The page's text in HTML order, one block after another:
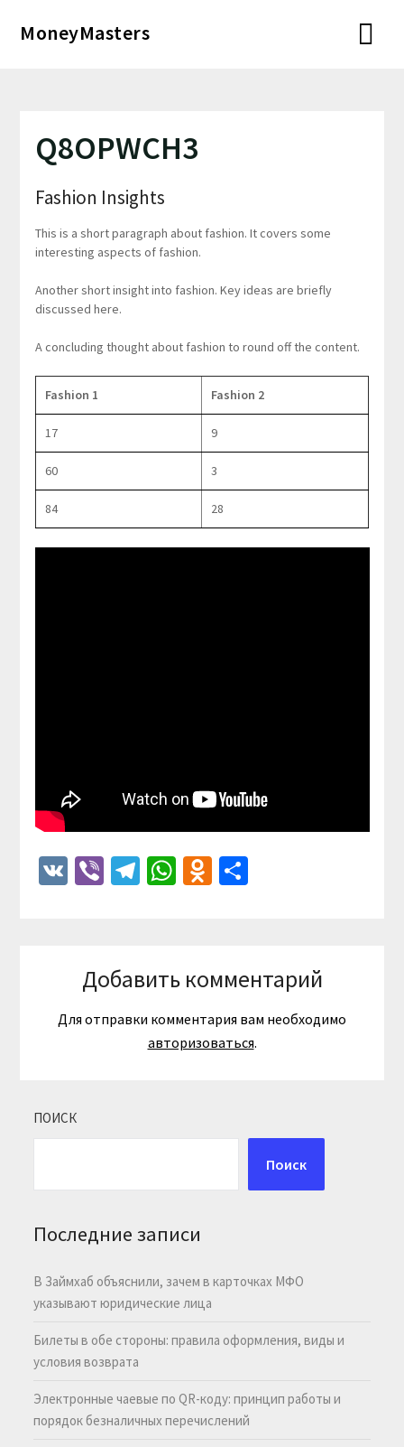
MoneyMasters
Q8OPWCH3
Fashion Insights
This is a short paragraph about fashion. It covers some
interesting aspects of fashion.
Another short insight into fashion. Key ideas are briefly
discussed here.
A concluding thought about fashion to round off the content.
Fashion 1 Fashion 2
17 9
60 3
84 28
VKViberTelegram
WhatsApp
Odnoklassniki
Отправить
Добавить комментарий
Для отправки комментария вам необходимо
авторизоваться.
ПОИСК
Поиск
Последние записи
В Займхаб объяснили, зачем в карточках МФО
указывают юридические лица
Билеты в обе стороны: правила оформления, виды и
условия возврата
Электронные чаевые по QR-коду: принцип работы и
порядок безналичных перечислений